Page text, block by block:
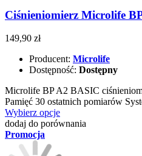
Ciśnieniomierz Microlife
149,90 zł
Producent: Microlife
Dostępność: Dostępny
Microlife BP A2 BASIC
Pamięć 30 ostatnich pomiarów
Wybierz opcje
dodaj do porównania
Promocja